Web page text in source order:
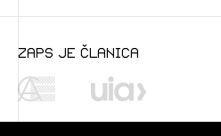
Mesec
Januar,Februar,Marec,
zaps je članica